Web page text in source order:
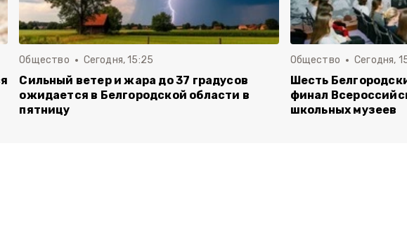
Общество Сегодня, 15:25
Сильный ветер и жара до 37 градусов
ожидается в Белгородской области в
пятницу
Общество Сегодня,
Шесть
финал
школьных музеев